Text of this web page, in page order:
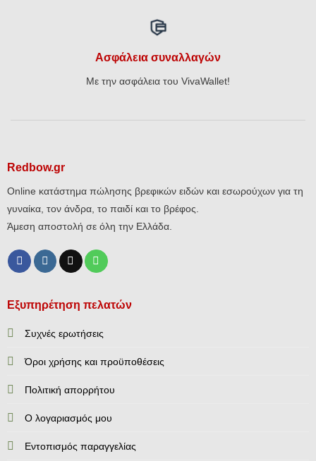
Ασφάλεια συναλλαγών
Με την ασφάλεια του VivaWallet!
Redbow.gr
Online κατάστημα πώλησης βρεφικών ειδών και εσωρούχων για τη
γυναίκα, τον άνδρα, το παιδί και το βρέφος.
Άμεση αποστολή σε όλη την Ελλάδα.
Εξυπηρέτηση πελατών
Συχνές ερωτήσεις
Όροι χρήσης και προϋποθέσεις
Πολιτική απορρήτου
Ο λογαριασμός μου
Εντοπισμός παραγγελίας